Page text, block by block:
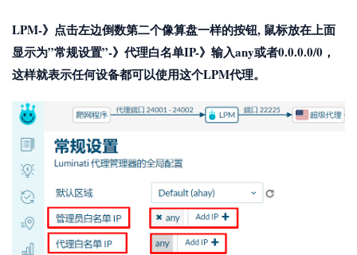
LPM-》点击左边倒数第二个像算盘一样的按钮, 鼠标放在上面
显示为”常规设置”-》代理白名单IP-》输入any或者0.0.0.0/0，
这样就表示任何设备都可以使用这个LPM代理。